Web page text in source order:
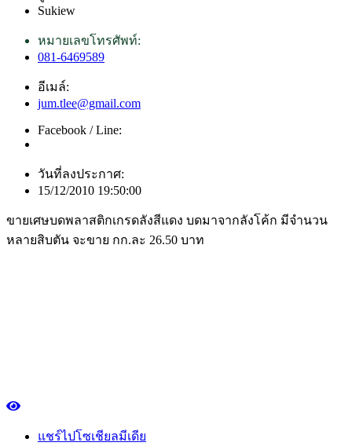
Sukiew
หมายเลขโทรศัพท์:
081-6469589
อีเมล์:
jum.tlee@gmail.com
Facebook / Line:
วันที่ลงประกาศ:
15/12/2010 19:50:00
ขายเศษบดพลาสติกเกรดลังสีแดง บดมาจากลังโค้ก มีจำนวน
หลายสิบตัน จะขาย กก.ละ 26.50 บาท
แชร์ไปโซเชียลมีเดีย